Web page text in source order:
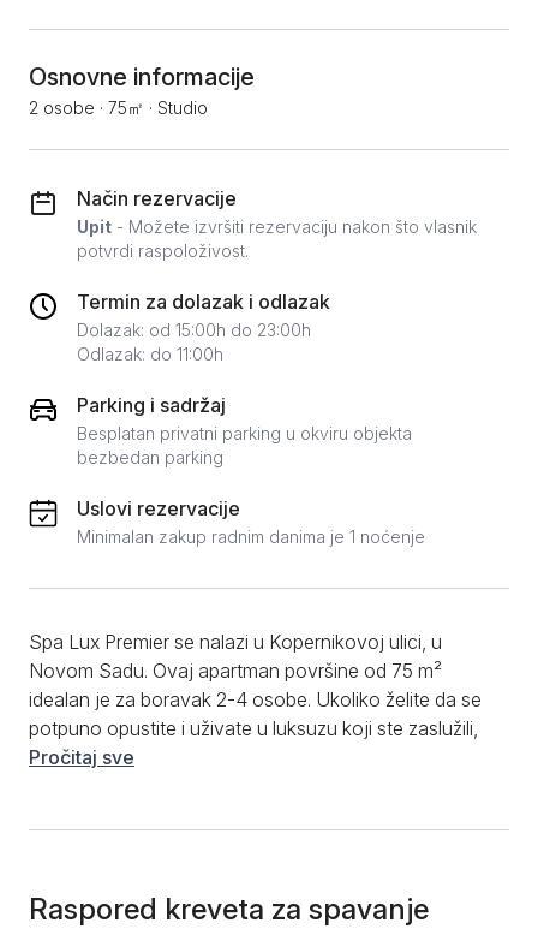
Osnovne informacije
2 osobe · 75㎡ · Studio
Način rezervacije
Upit - Možete izvršiti rezervaciju nakon što vlasnik
potvrdi raspoloživost.
Termin za dolazak i odlazak
Dolazak: od 15:00h do 23:00h
Odlazak: do 11:00h
Parking i sadržaj
Besplatan privatni parking u okviru objekta
bezbedan parking
Uslovi rezervacije
Minimalan zakup radnim danima je 1 noćenje
Spa Lux Premier se nalazi u Kopernikovoj ulici, u
Novom Sadu. Ovaj apartman površine od 75 m²
idealan je za boravak 2-4 osobe. Ukoliko želite da se
potpuno opustite i uživate u luksuzu koji ste zaslužili,
ovaj stan na dan je pravo rešenje za vas! U njemu će
ostatka prostora. Međutim, ono što će vam se
najviše dopasti jeste prostor sa đakuzijem i saunom,
Pročitaj sve
Raspored kreveta za spavanje